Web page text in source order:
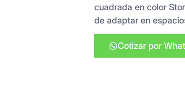
cuadrada en color
de adaptar en
Cotizar por